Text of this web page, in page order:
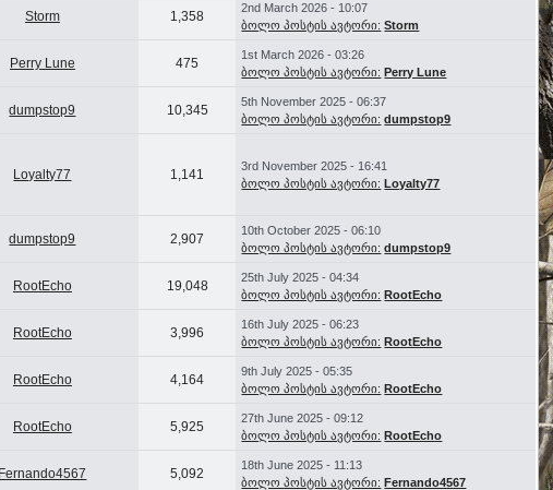
Storm 1,358
2nd March 2026 - 10:07
ბოლო პოსტის ავტორი: Storm
Perry Lune 475
1st March 2026 - 03:26
ბოლო პოსტის ავტორი: Perry Lune
dumpstop9 10,345
5th November 2025 - 06:37
ბოლო პოსტის ავტორი: dumpstop9
Loyalty77 1,141
3rd November 2025 - 16:41
ბოლო პოსტის ავტორი: Loyalty77
dumpstop9 2,907
10th October 2025 - 06:10
ბოლო პოსტის ავტორი: dumpstop9
RootEcho 19,048
25th July 2025 - 04:34
ბოლო პოსტის ავტორი: RootEcho
RootEcho 3,996
16th July 2025 - 06:23
ბოლო პოსტის ავტორი: RootEcho
RootEcho 4,164
9th July 2025 - 05:35
ბოლო პოსტის ავტორი: RootEcho
RootEcho 5,925
27th June 2025 - 09:12
ბოლო პოსტის ავტორი: RootEcho
Fernando4567 5,092
18th June 2025 - 11:13
ბოლო პოსტის ავტორი: Fernando4567